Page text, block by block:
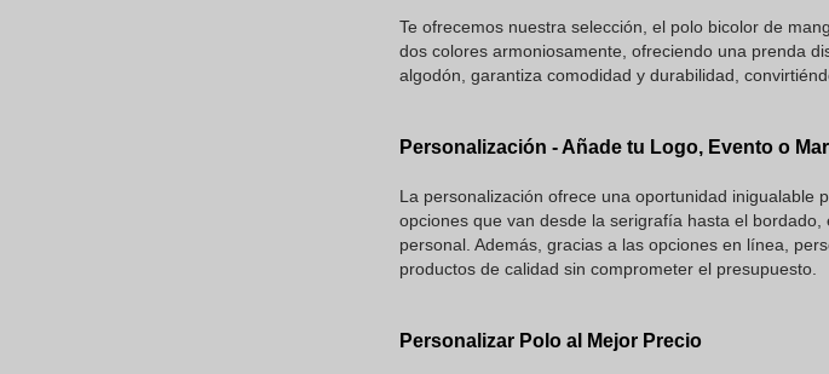
Te ofrecemos nuestra selección, el polo bicolor de
dos colores armoniosamente, ofreciendo una prenda
algodón, garantiza comodidad y durabilidad,
Personalización - Añade tu Logo, Evento o
La personalización ofrece una oportunidad inigualable
opciones que van desde la serigrafía hasta el
personal. Además, gracias a las opciones en línea,
productos de calidad sin comprometer el presupuesto.
Personalizar Polo al Mejor Precio